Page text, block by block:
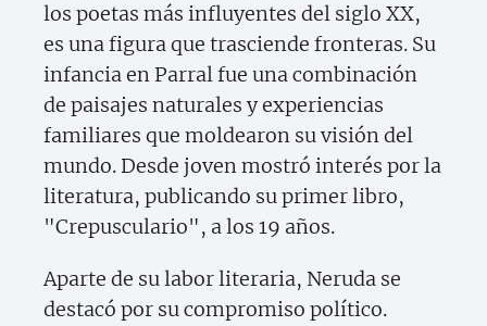
los poetas más influyentes del siglo XX,
es una figura que trasciende fronteras. Su
infancia en Parral fue una combinación
de paisajes naturales y experiencias
familiares que moldearon su visión del
mundo. Desde joven mostró interés por la
literatura, publicando su primer libro,
"Crepusculario", a los 19 años.
Aparte de su labor literaria, Neruda se
destacó por su compromiso político.